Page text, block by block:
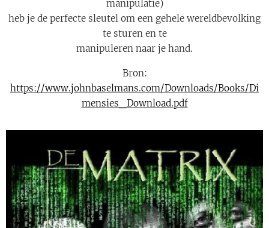
manipulatie)
heb je de perfecte sleutel om een gehele wereldbevolking
te sturen en te
manipuleren naar je hand.
Bron:
https://www.johnbaselmans.com/Downloads/Books/Di
mensies_Download.pdf